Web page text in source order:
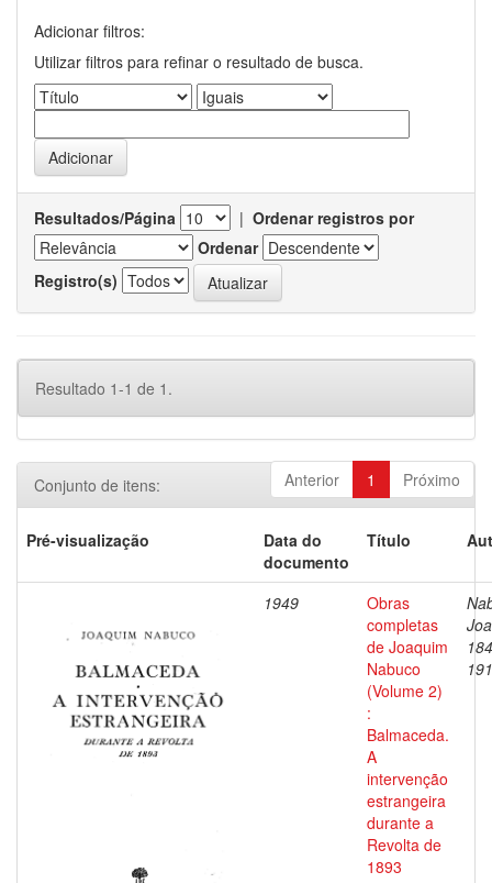
Adicionar filtros:
Utilizar filtros para refinar o resultado de busca.
Resultados/Página | Ordenar registros por
Ordenar
Registro(s)
Resultado 1-1 de 1.
Anterior 1 Próximo
Conjunto de itens:
Pré-visualização
Data do
documento
Título
1949
Obras
completas
de Joaquim
Nabuco
(Volume 2)
:
Balmaceda.
A
intervenção
estrangeira
durante a
Revolta de
1893